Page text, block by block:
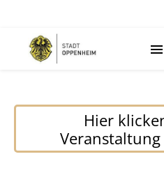
Hier